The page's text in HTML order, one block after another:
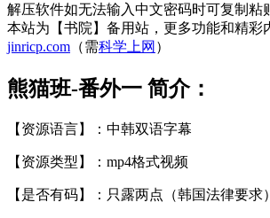
解压软件如无法输入中文密码时可复制粘
本站为【书院】备用站，更多功能和精彩
jinricp.com （需科学上网 ）
熊猫班-番外一 简介：
【资源语言】：中韩双语字幕
【资源类型】：mp4格式视频
【是否有码】：只露两点（韩国法律要求